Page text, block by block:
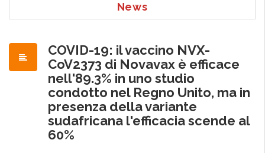
News
COVID-19: il vaccino NVX-
CoV2373 di Novavax è efficace
nell'89.3% in uno studio
condotto nel Regno Unito, ma in
presenza della variante
sudafricana l'efficacia scende al
60%